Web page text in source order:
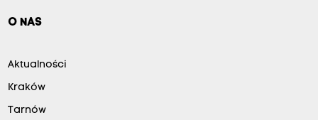
O NAS
Aktualności
Kraków
Tarnów